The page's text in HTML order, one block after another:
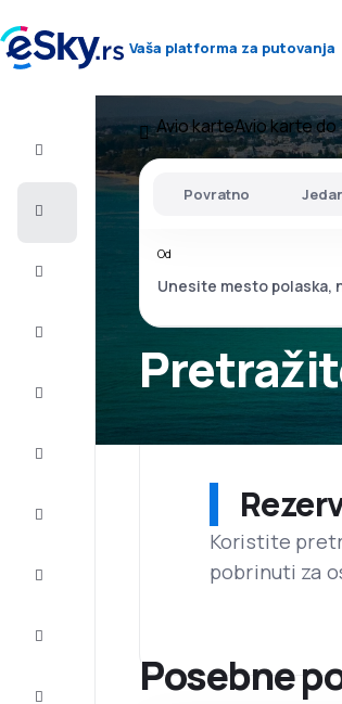
Vaša platforma za putovanja
Let+Hotel
Avio karteAvio karte do
Povratno
Od
Koristite
pobrinuti za
Posebne